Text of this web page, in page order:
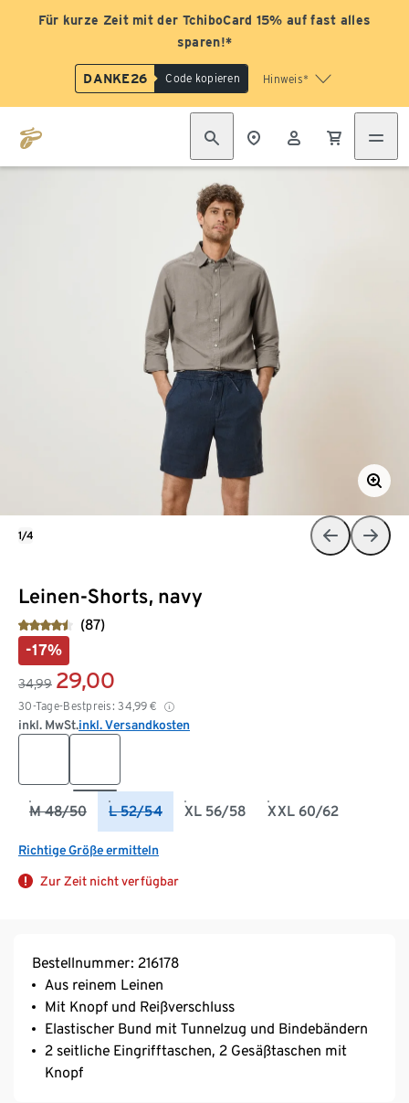
Für kurze Zeit mit der TchiboCard 15% auf fast alles
sparen!*
DANKE26 Code kopieren Hinweis*
Leinen-Shorts, navy
(87)
-17%
34,99 29,00
30-Tage-Bestpreis: 34,99 €
inkl. MwSt.inkl. Versandkosten
M 48/50 L 52/54 XL 56/58 XXL 60/62
Richtige Größe ermitteln
Zur Zeit nicht verfügbar
1/4
Bestellnummer: 216178
Aus reinem Leinen
Mit Knopf und Reißverschluss
Elastischer Bund mit Tunnelzug und Bindebändern
2 seitliche Eingrifftaschen, 2 Gesäßtaschen mit
Knopf